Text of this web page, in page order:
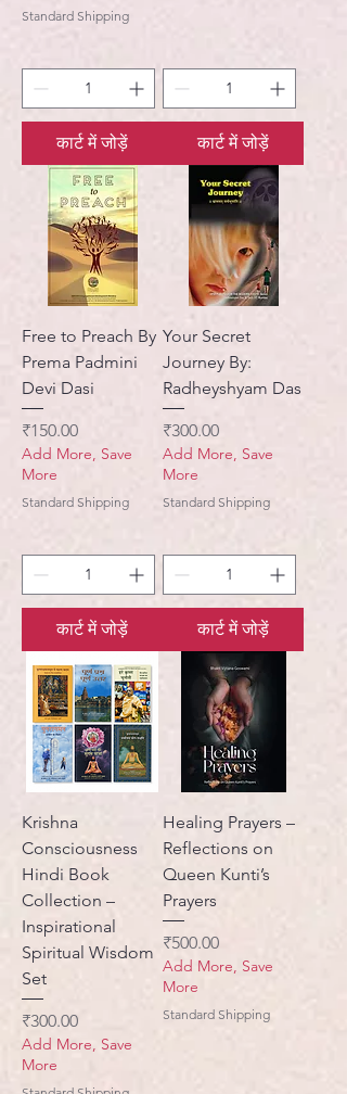
Standard Shipping
कार्ट में जोड़ें कार्ट में जोड़ें
Free to Preach By
Prema Padmini
Devi Dasi
मूल्य
₹150.00
Add More, Save
More
Standard Shipping
कार्ट में जोड़ें
Your Secret
Journey By:
Radheyshyam Das
मूल्य
₹300.00
Add More, Save
More
Standard Shipping
कार्ट में जोड़ें
Krishna
Consciousness
Hindi Book
Collection –
Inspirational
Spiritual Wisdom
Set
मूल्य
₹300.00
Add More, Save
More
Healing Prayers –
Reflections on
Queen Kunti’s
Prayers
मूल्य
₹500.00
Add More, Save
More
Standard Shipping